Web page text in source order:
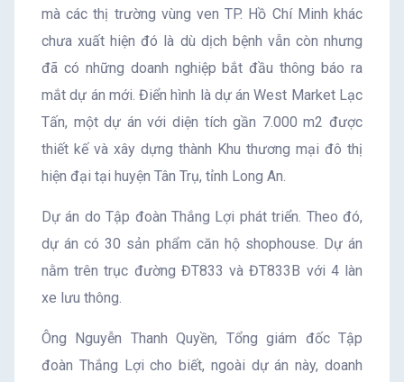
mà các thị trường vùng ven TP. Hồ Chí Minh khác
chưa xuất hiện đó là dù dịch bệnh vẫn còn nhưng
đã có những doanh nghiệp bắt đầu thông báo ra
mắt dự án mới. Điển hình là dự án West Market Lạc
Tấn, một dự án với diện tích gần 7.000 m2 được
thiết kế và xây dựng thành Khu thương mại đô thị
hiện đại tại huyện Tân Trụ, tỉnh Long An.
Dự án do Tập đoàn Thắng Lợi phát triển. Theo đó,
dự án có 30 sản phẩm căn hộ shophouse. Dự án
nằm trên trục đường ĐT833 và ĐT833B với 4 làn
xe lưu thông.
Ông Nguyễn Thanh Quyền, Tổng giám đốc Tập
đoàn Thắng Lợi cho biết, ngoài dự án này, doanh